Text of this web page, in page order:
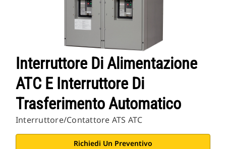
Interruttore Di Alimentazione
ATC E Interruttore Di
Trasferimento Automatico
Interruttore/contattore ATS ATC
Richiedi Un Preventivo